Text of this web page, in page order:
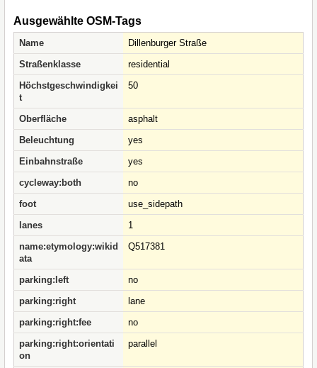
Ausgewählte OSM-Tags
Name
Dillenburger Straße
Straßenklasse
residential
Höchstgeschwindigkei
t
50
Oberfläche
asphalt
Beleuchtung
yes
Einbahnstraße
yes
cycleway:both
no
foot
use_sidepath
lanes
1
name:etymology:wikid
ata
Q517381
parking:left
no
parking:right
lane
parking:right:fee
no
parking:right:orientati
on
parallel